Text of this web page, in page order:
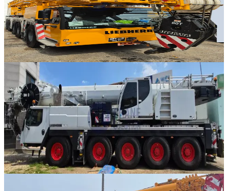
LTM 1230-5.1
2025년식 · 230톤
가격 문의
28
판매중
추천매물
Liebherr · AT 크레인·AT-302
NEW
LTM 1095-5.1
2018년식 · 95톤
가격 문의
128